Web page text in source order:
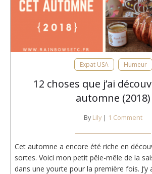
Expat USA Humeur
12 choses que j’ai
automne (2018)
By Lily | 1 Comment
Cet automne a encore été riche en
sortes. Voici mon petit pêle-mêle de la
dans une yourte pour la première fois. J’y